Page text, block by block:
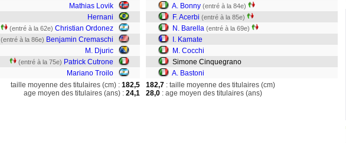
Mathias Lovik
Hernani
(entré à la 62e) Christian Ordonez
(entré à la 86e) Benjamin Cremaschi
M. Djuric
(entré à la 75e) Patrick Cutrone
Mariano Troilo
A. Bonny (entré à la 84e)
F. Acerbi (entré à la 85e)
N. Barella (entré à la 69e)
I. Kamate
M. Cocchi
Simone Cinquegrano
A. Bastoni
taille moyenne des titulaires (cm) : 182,5
age moyen des titulaires (ans) : 24,1
182,7 : taille moyenne des titulaires (cm)
28,0 : age moyen des titulaires (ans)